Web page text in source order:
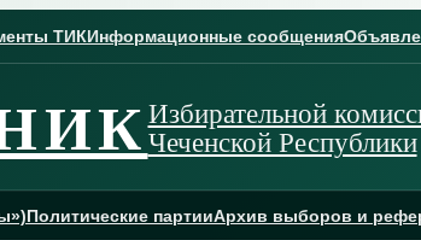
ТИКИнформационные сообщения
Избирательной
Чеченской Республики
Политические партииАрхив выборов и